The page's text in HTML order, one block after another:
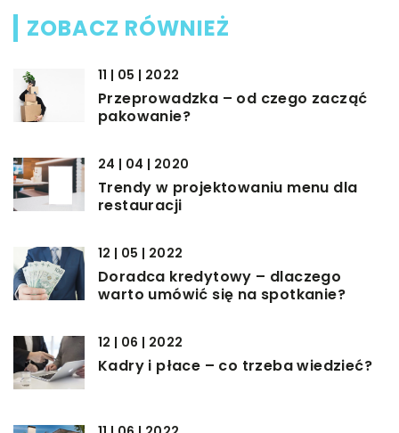
ZOBACZ RÓWNIEŻ
11 | 05 | 2022
Przeprowadzka – od czego zacząć
pakowanie?
24 | 04 | 2020
Trendy w projektowaniu menu dla
restauracji
12 | 05 | 2022
Doradca kredytowy – dlaczego
warto umówić się na spotkanie?
12 | 06 | 2022
Kadry i płace – co trzeba wiedzieć?